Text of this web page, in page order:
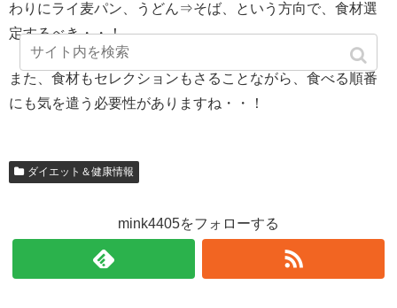
わりにライ麦パン、うどん⇒そば、という方向で、食材選
定するべき・・！
また、食材もセレクションもさることながら、食べる順番
にも気を遣う必要性がありますね・・！
ダイエット＆健康情報
mink4405をフォローする